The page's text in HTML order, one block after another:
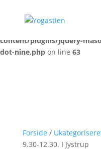
Warning: Trying to access
content/plugins/jquery-
dot-nine.php on line 63
Forside/
9.30-12.30. I Jystrup